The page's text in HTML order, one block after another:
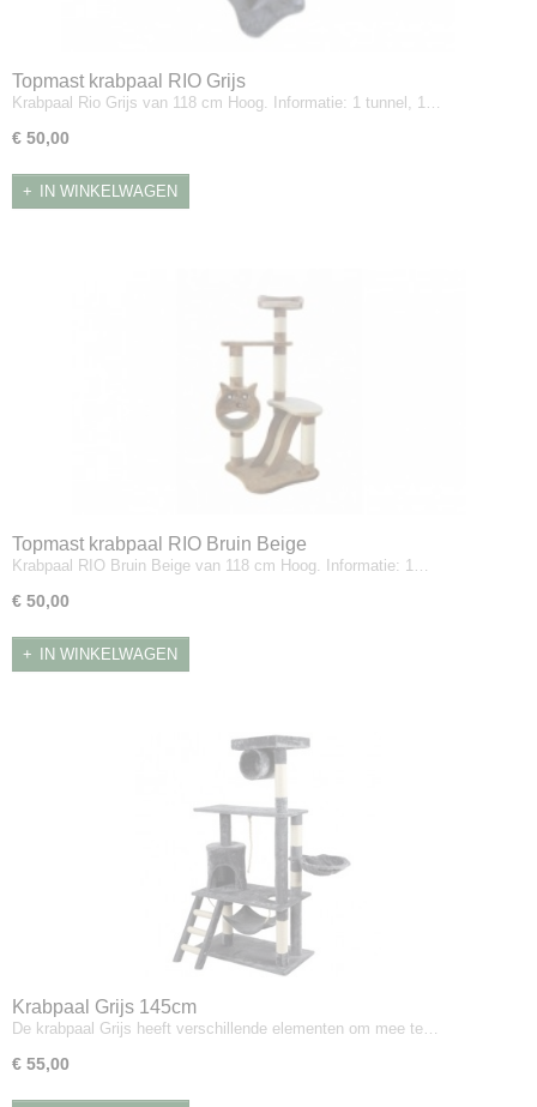
Topmast krabpaal RIO Grijs
Krabpaal Rio Grijs van 118 cm Hoog. Informatie: 1 tunnel, 1…
€ 50,00
IN WINKELWAGEN
Topmast krabpaal RIO Bruin Beige
Krabpaal RIO Bruin Beige van 118 cm Hoog. Informatie: 1…
€ 50,00
IN WINKELWAGEN
Krabpaal Grijs 145cm
De krabpaal Grijs heeft verschillende elementen om mee te…
€ 55,00